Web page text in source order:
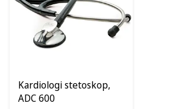
Kardiologi stetoskop,
ADC 600